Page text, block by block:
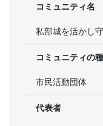
コミュニティ名
私部城を活かし
コミュニティの
市民活動団体
代表者